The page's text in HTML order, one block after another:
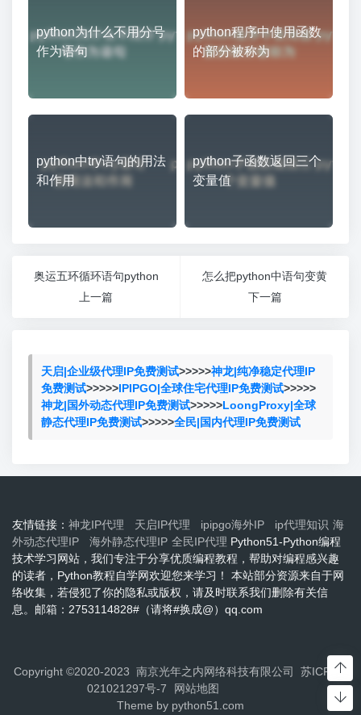
python为什么不用分号
作为语句
python程序中使用函数
的部分被称为
python中try语句的用法
和作用
python子函数返回三个
变量值
奥运五环循环语句python
上一篇
怎么把python中语句变黄
下一篇
天启|企业级代理IP免费测试>>>>>神龙|纯净稳定代理IP
免费测试>>>>>IPIPGO|全球住宅代理IP免费测试>>>>>
神龙|国外动态代理IP免费测试>>>>>LoongProxy|全球
静态代理IP免费测试>>>>>全民|国内代理IP免费测试
友情链接： 神龙IP代理 天启IP代理 ipipgo海外IP ip代理知识 海
外动态代理IP
海外静态代理IP 全民IP代理 Python51-Python编程
技术学习网站，我们专注于分享优质编程教程，帮助对编程感兴趣
的读者，Python教程自学网欢迎您来学习！ 本站部分资源来自于网
络收集，若侵犯了你的隐私或版权，请及时联系我们删除有关信
息。邮箱：2753114828#（请将#换成@）qq.com
Copyright ©2020-2023 南京光年之内网络科技有限公司 苏ICP备2
021021297号-7
网站地图
Theme by python51.com